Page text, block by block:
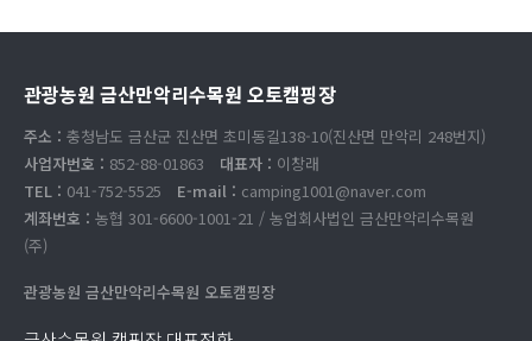
관광농원 금산만악리수목원 오토캠핑장
주소 : 충청남도 금산군 진산면 초미동길138-10(진산면 만악리 248번지)
사업자번호 : 852-88-01863 대표자 : 이창래
TEL : 041-752-5525 E-mail : camping1001@naver.com
계좌번호 : 농협 301-6600-1001-21 / 농업회사법인 금산만악리수목원
(주)
관광농원 금산만악리수목원 오토캠핑장